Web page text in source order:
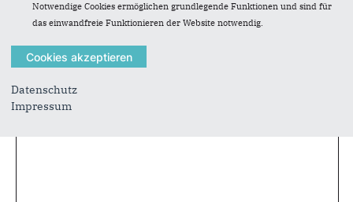
Eigene E-Mail-Adresse*
Eigener Name*
Notwendige Cookies ermöglichen grundlegende Funktionen und sind für
das einwandfreie Funktionieren der Website notwendig.
Datenschutz
Impressum